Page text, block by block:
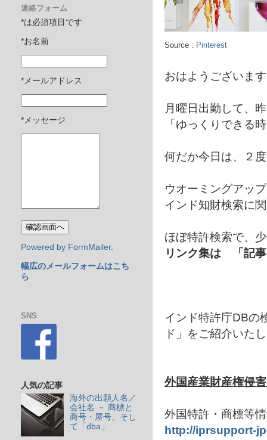
Source : Pinterest
おはようございま
月曜日出勤して、
「ゆっくりできる
何だか今日は、２
ウオーミングアッ
インド知財検索に
ほぼ特許検索で、
リンク集は 「記
インド特許庁DBの
ド」をご紹介いた
外国産業財産権侵
外国特許・商標等
http://iprsupport-
連絡フォーム
*は必須項目です
*お名前
*メールアドレス
*メッセージ
Powered by FormMailer.
幅広のメールフォームはこち
ら
SNS
人気の記事
海外の出願人名／
会社名 － 商標と
商号・屋号、そし
て「dba」